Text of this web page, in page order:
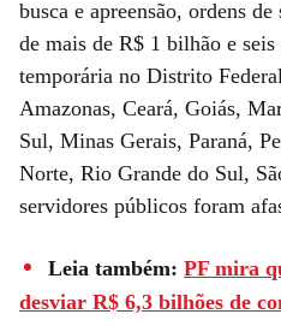
busca e apreensão, ordens
de mais de R$ 1 bilhão e
temporária no Distrito
Amazonas, Ceará, Goiás,
Sul, Minas Gerais, Paraná,
Norte, Rio Grande do Sul,
servidores públicos foram
Leia também: PF mira
desviar R$ 6,3 bilhões de